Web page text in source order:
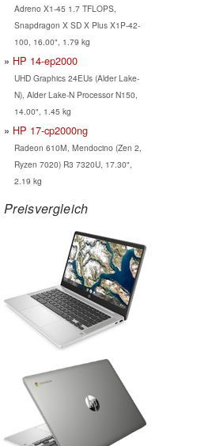
Adreno X1-45 1.7 TFLOPS,
Snapdragon X SD X Plus X1P-42-
100, 16.00", 1.79 kg
HP 14-ep2000
UHD Graphics 24EUs (Alder Lake-
N), Alder Lake-N Processor N150,
14.00", 1.45 kg
HP 17-cp2000ng
Radeon 610M, Mendocino (Zen 2,
Ryzen 7020) R3 7320U, 17.30",
2.19 kg
Preisvergleich